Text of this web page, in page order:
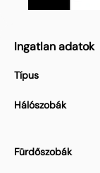
Ingatlan adatok
Típus
Hálószobák
Fürdőszobák